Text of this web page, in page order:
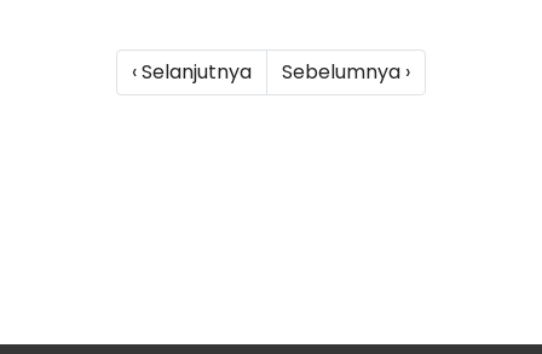
‹ Selanjutnya Sebelumnya ›